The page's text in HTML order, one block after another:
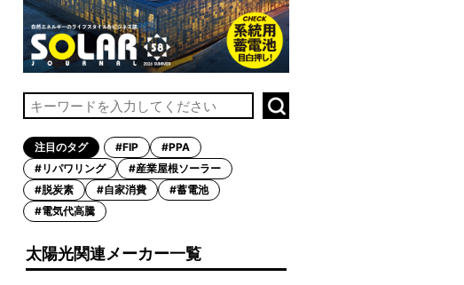
注目のタグ #FIP
#PPA
#リパワリング
#産業屋根ソーラー
#脱炭素
#自家消費
#蓄電池
#電気代高騰
太陽光関連メーカー一覧